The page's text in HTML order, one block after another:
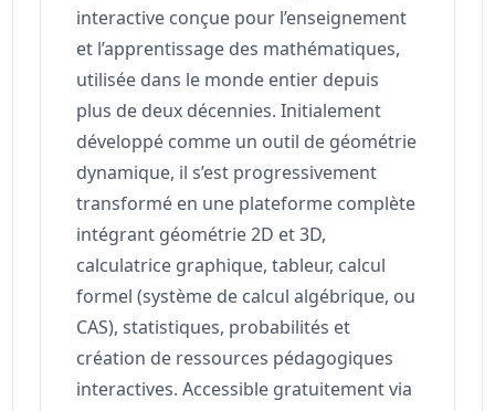
interactive conçue pour l’enseignement
et l’apprentissage des mathématiques,
utilisée dans le monde entier depuis
plus de deux décennies. Initialement
développé comme un outil de géométrie
dynamique, il s’est progressivement
transformé en une plateforme complète
intégrant géométrie 2D et 3D,
calculatrice graphique, tableur, calcul
formel (système de calcul algébrique, ou
CAS), statistiques, probabilités et
création de ressources pédagogiques
interactives. Accessible gratuitement via